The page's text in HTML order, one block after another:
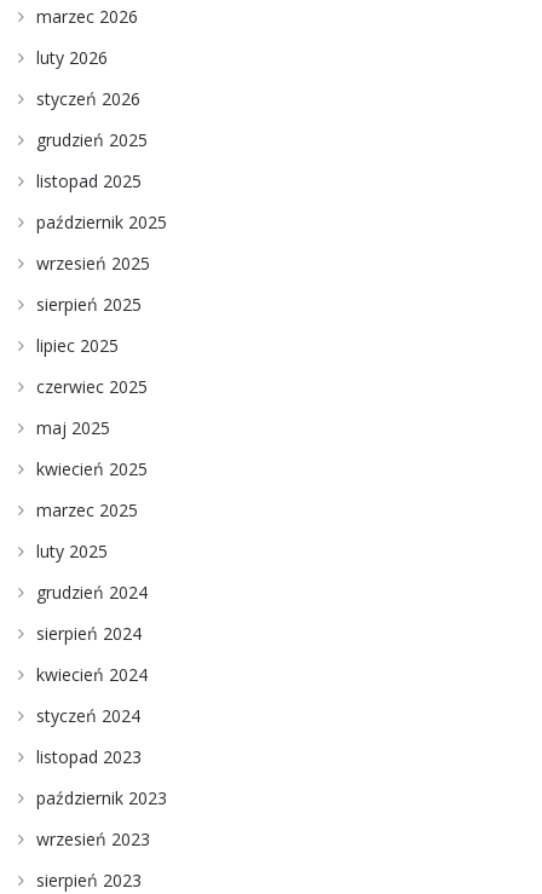
marzec 2026
luty 2026
styczeń 2026
grudzień 2025
listopad 2025
październik 2025
wrzesień 2025
sierpień 2025
lipiec 2025
czerwiec 2025
maj 2025
kwiecień 2025
marzec 2025
luty 2025
grudzień 2024
sierpień 2024
kwiecień 2024
styczeń 2024
listopad 2023
październik 2023
wrzesień 2023
sierpień 2023